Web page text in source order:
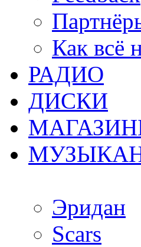
Как всё
РАДИО
ДИСКИ
Эридан
Scars